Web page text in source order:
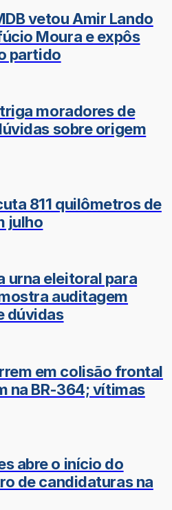
vetou Amir Lando
Moura e expôs
partido
moradores de
sobre origem
811 quilômetros de
julho
urna eleitoral para
auditagem
dúvidas
em colisão frontal
na BR-364; vítimas
abre o início do
de candidaturas na